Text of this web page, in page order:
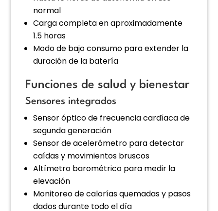
normal
Carga completa en aproximadamente
1.5 horas
Modo de bajo consumo para extender la
duración de la batería
Funciones de salud y bienestar
Sensores integrados
Sensor óptico de frecuencia cardíaca de
segunda generación
Sensor de acelerómetro para detectar
caídas y movimientos bruscos
Altímetro barométrico para medir la
elevación
Monitoreo de calorías quemadas y pasos
dados durante todo el día